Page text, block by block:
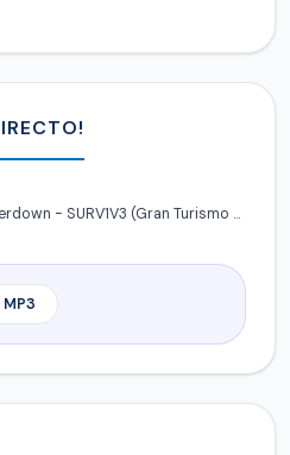
Daiki Kasho, Jonathan Underdown - SURV1V3 (Gran Turismo 5 OST)